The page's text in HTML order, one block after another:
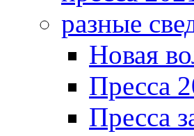
разные
Новая
Пресса
Пресса